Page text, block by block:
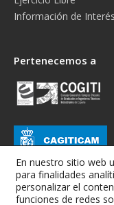
Información de Interés
Pertenecemos a
En nuestro sitio web
para finalidades
personalizar el
funciones de redes